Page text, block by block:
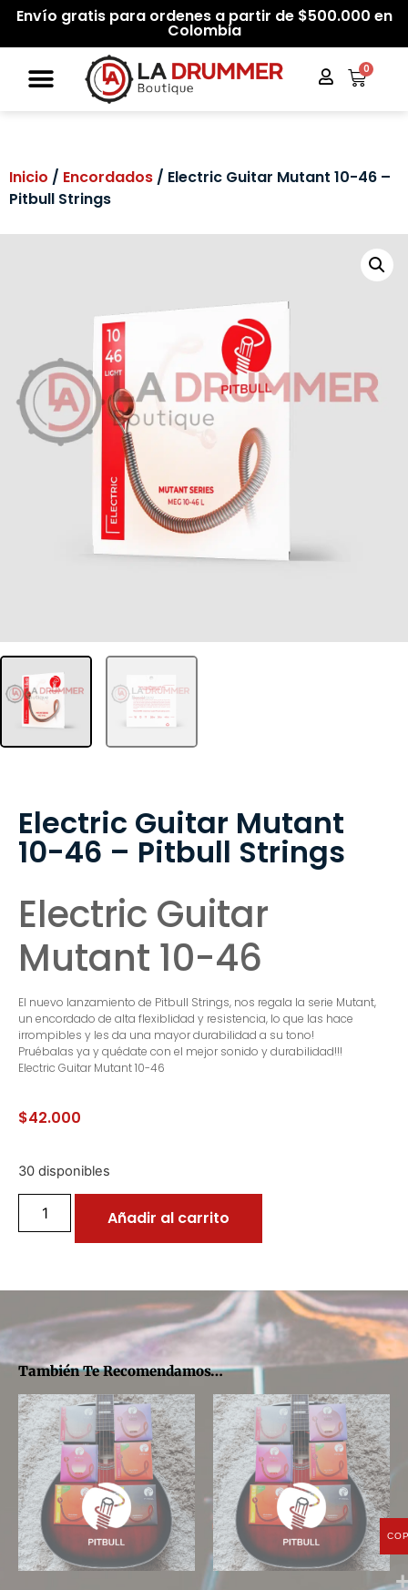
Envío gratis para ordenes a partir de $500.000 en
Colombia
0
Inicio / Encordados / Electric Guitar Mutant 10-46 –
Pitbull Strings
Electric Guitar Mutant
10-46 – Pitbull Strings
Electric Guitar
Mutant 10-46
El nuevo lanzamiento de Pitbull Strings, nos regala la serie Mutant,
un encordado de alta flexiblidad y resistencia, lo que las hace
irrompibles y les da una mayor durabilidad a su tono!
Pruébalas ya y quédate con el mejor sonido y durabilidad!!!
Electric Guitar Mutant 10-46
$42.000
30 disponibles
Añadir al carrito
También Te Recomendamos…